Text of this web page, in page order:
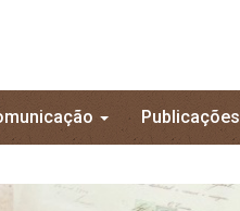
Publicações